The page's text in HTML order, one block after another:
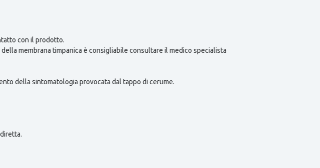
con il prodotto.
membrana timpanica è consigliabile consultare il medico specialista
della sintomatologia provocata dal tappo di cerume.